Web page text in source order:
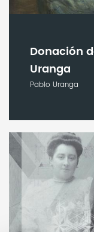
Donación
Uranga
Pablo Uranga